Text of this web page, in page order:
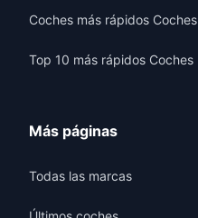
Coches más rápidos Coches
Top 10 más rápidos Coches
Más páginas
Todas las marcas